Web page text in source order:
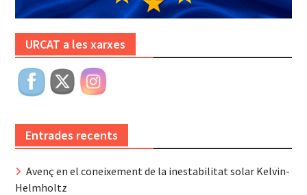
URCAT a les xarxes
Entrades recents
Avenç en el coneixement de la inestabilitat solar Kelvin-
Helmholtz